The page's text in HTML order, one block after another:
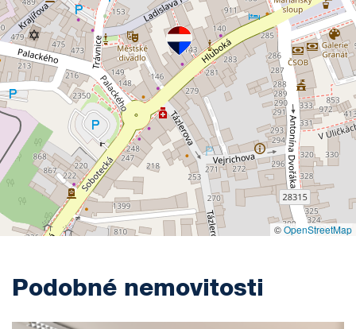
©OpenStreetMap
Podobné nemovitosti